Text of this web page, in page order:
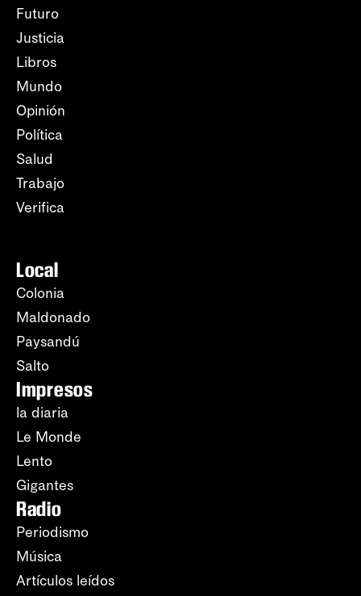
Futuro
Justicia
Libros
Mundo
Opinión
Política
Salud
Trabajo
Verifica
Local
Colonia
Maldonado
Paysandú
Salto
Impresos
la diaria
Le Monde
Lento
Gigantes
Radio
Periodismo
Música
Artículos leídos